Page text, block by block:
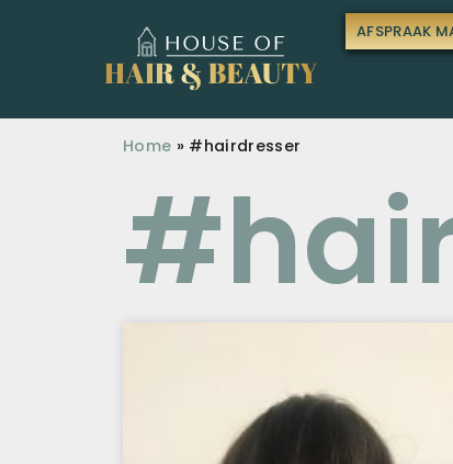
AFSPRAAK
Home » #hairdresser